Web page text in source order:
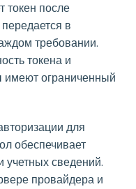
токен после
в
требовании.
токена и
имеют ограниченный
для
обеспечивает
учетных сведений.
провайдера и